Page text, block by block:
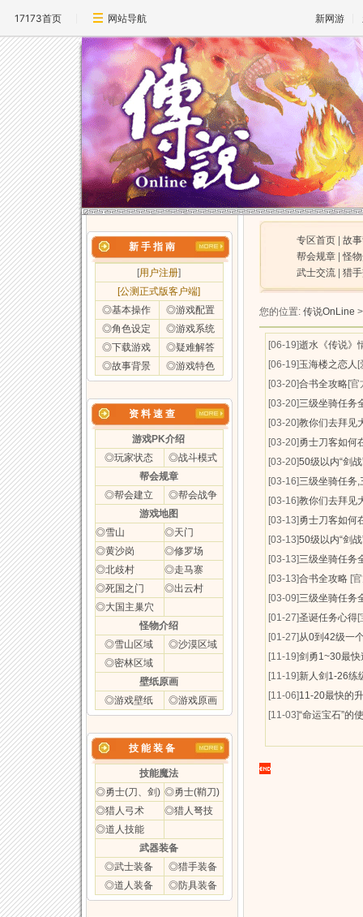
17173首页 网站导航 新网游
新 手 指 南
[用户注册]
[公测正式版客户端]
◎基本操作
◎游戏配置
◎角色设定
◎游戏系统
◎下载游戏
◎疑难解答
◎故事背景
◎游戏特色
资 料 速 查
游戏PK介绍
◎玩家状态
◎战斗模式
帮会规章
◎帮会建立
◎帮会战争
游戏地图
◎雪山
◎天门
◎黄沙岗
◎修罗场
◎北歧村
◎走马寨
◎死国之门
◎出云村
◎大国主巢穴
怪物介绍
◎雪山区域
◎沙漠区域
◎密林区域
壁纸原画
◎游戏壁纸
◎游戏原画
技 能 装 备
技能魔法
◎勇士(刀、剑) ◎勇士(鞘刀)
◎猎人弓术
◎猎人弩技
◎道人技能
武器装备
◎武士装备
◎猎手装备
◎道人装备
◎防具装备
专区首页 |故
帮会规章 |怪
武士交流 |猎
您的位置: 传说OnLine
[06-19]逝水《传说》
[06-19]玉海楼之恋人
[03-20]合书全攻略[官
[03-20]三级坐骑任务
[03-20]教你们去拜见
[03-20]勇士刀客如何
[03-20]50级以内“剑
[03-16]三级坐骑任务
[03-16]教你们去拜见
[03-13]勇士刀客如何
[03-13]50级以内“剑
[03-13]三级坐骑任务
[03-13]合书全攻略 [
[03-09]三级坐骑任务
[01-27]圣诞任务心得
[01-27]从0到42级一
[11-19]剑勇1~30最
[11-19]新人剑1-26练
[11-06]11-20最快的
[11-03]“命运宝石”的